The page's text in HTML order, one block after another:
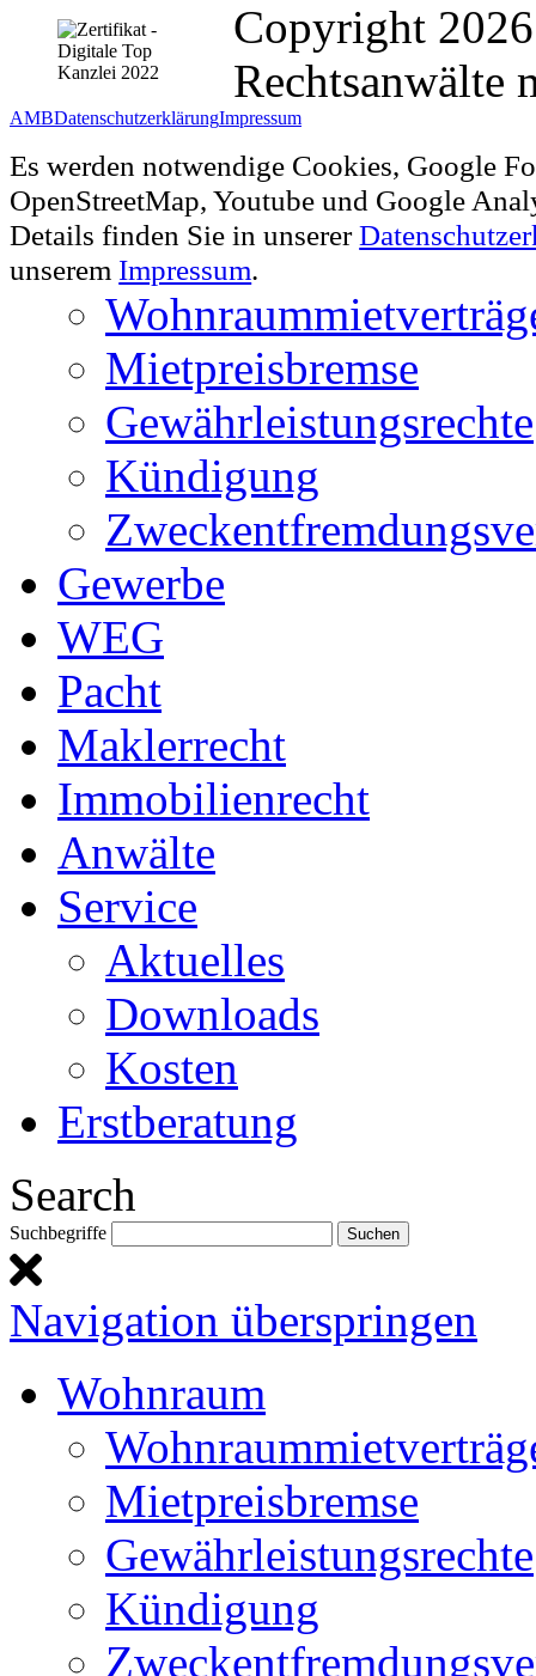
Copyright
Rechtsanwälte
AMBDatenschutzerklärungImpressum
Es werden notwendige Cookies, Google
OpenStreetMap, Youtube und Google
Details finden Sie in unserer
unserem Impressum.
Mietpreisbremse
Gewährleistungsrechte
Kündigung
Gewerbe
WEG
Pacht
Maklerrecht
Immobilienrecht
Anwälte
Service
Aktuelles
Downloads
Kosten
Erstberatung
Search
Suchbegriffe
Navigation überspringen
Wohnraum
Mietpreisbremse
Gewährleistungsrechte
Kündigung